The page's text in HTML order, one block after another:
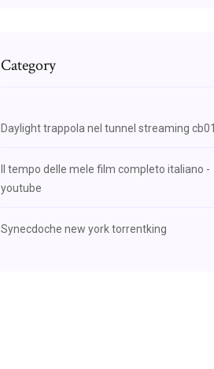
Category
Daylight trappola nel tunnel streaming cb01
Il tempo delle mele film completo italiano -
youtube
Synecdoche new york torrentking